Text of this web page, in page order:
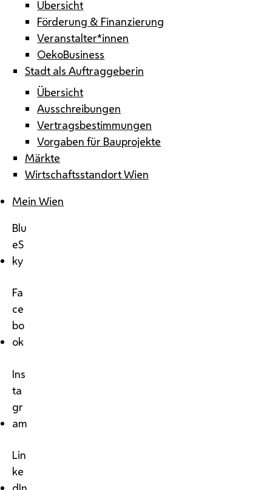
Übersicht
Förderung & Finanzierung
Veranstalter*innen
OekoBusiness
Stadt als Auftraggeberin
Übersicht
Ausschreibungen
Vertragsbestimmungen
Vorgaben für Bauprojekte
Märkte
Wirtschaftsstandort Wien
Mein Wien
Blu
eS
ky
Fa
ce
bo
ok
Ins
ta
gr
am
Lin
ke